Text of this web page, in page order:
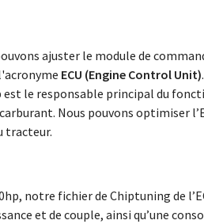
ajuster le module de
ECU (Engine Control Unit)
est le responsable principal du
Nous pouvons optimiser
tracteur.
notre fichier de Chiptuning de
et de couple, ainsi qu’une